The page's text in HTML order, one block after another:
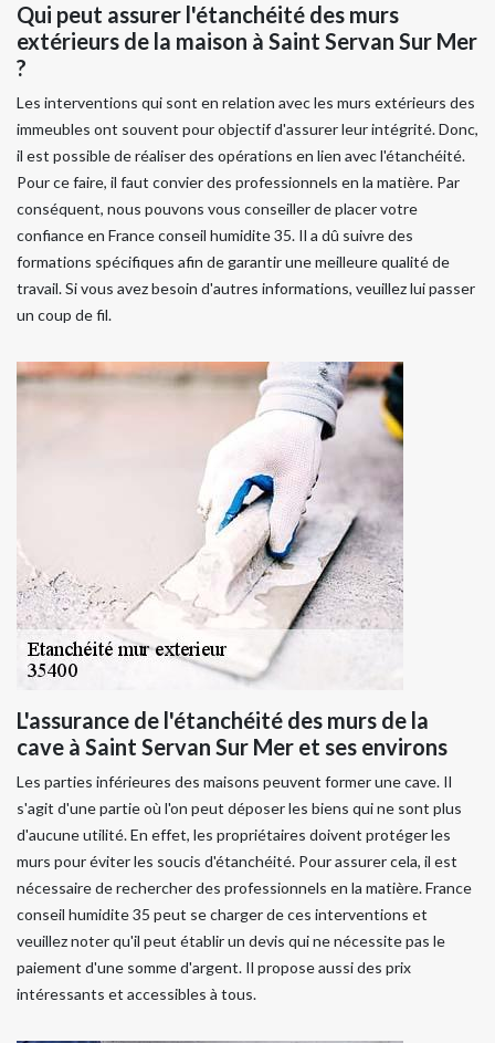
Qui peut assurer l'étanchéité des murs
extérieurs de la maison à Saint Servan Sur Mer
?
Les interventions qui sont en relation avec les murs extérieurs des
immeubles ont souvent pour objectif d'assurer leur intégrité. Donc,
il est possible de réaliser des opérations en lien avec l'étanchéité.
Pour ce faire, il faut convier des professionnels en la matière. Par
conséquent, nous pouvons vous conseiller de placer votre
confiance en France conseil humidite 35. Il a dû suivre des
formations spécifiques afin de garantir une meilleure qualité de
travail. Si vous avez besoin d'autres informations, veuillez lui passer
un coup de fil.
L'assurance de l'étanchéité des murs de la
cave à Saint Servan Sur Mer et ses environs
Les parties inférieures des maisons peuvent former une cave. Il
s'agit d'une partie où l'on peut déposer les biens qui ne sont plus
d'aucune utilité. En effet, les propriétaires doivent protéger les
murs pour éviter les soucis d'étanchéité. Pour assurer cela, il est
nécessaire de rechercher des professionnels en la matière. France
conseil humidite 35 peut se charger de ces interventions et
veuillez noter qu'il peut établir un devis qui ne nécessite pas le
paiement d'une somme d'argent. Il propose aussi des prix
intéressants et accessibles à tous.